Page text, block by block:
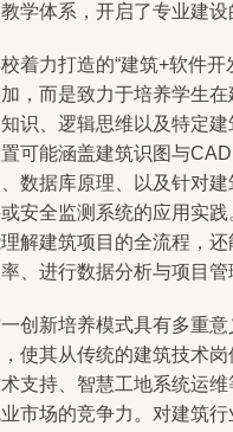
学体系，开启了专业建设
着力打造的“建筑+软件
，而是致力于培养学生
识、逻辑思维以及特定
可能涵盖建筑识图与
数据库原理、以及针对
安全监测系统的应用实
解建筑项目的全流程，
、进行数据分析与项目管
创新培养模式具有多重
使其从传统的建筑技术
支持、智慧工地系统运
市场的竞争力。对建筑